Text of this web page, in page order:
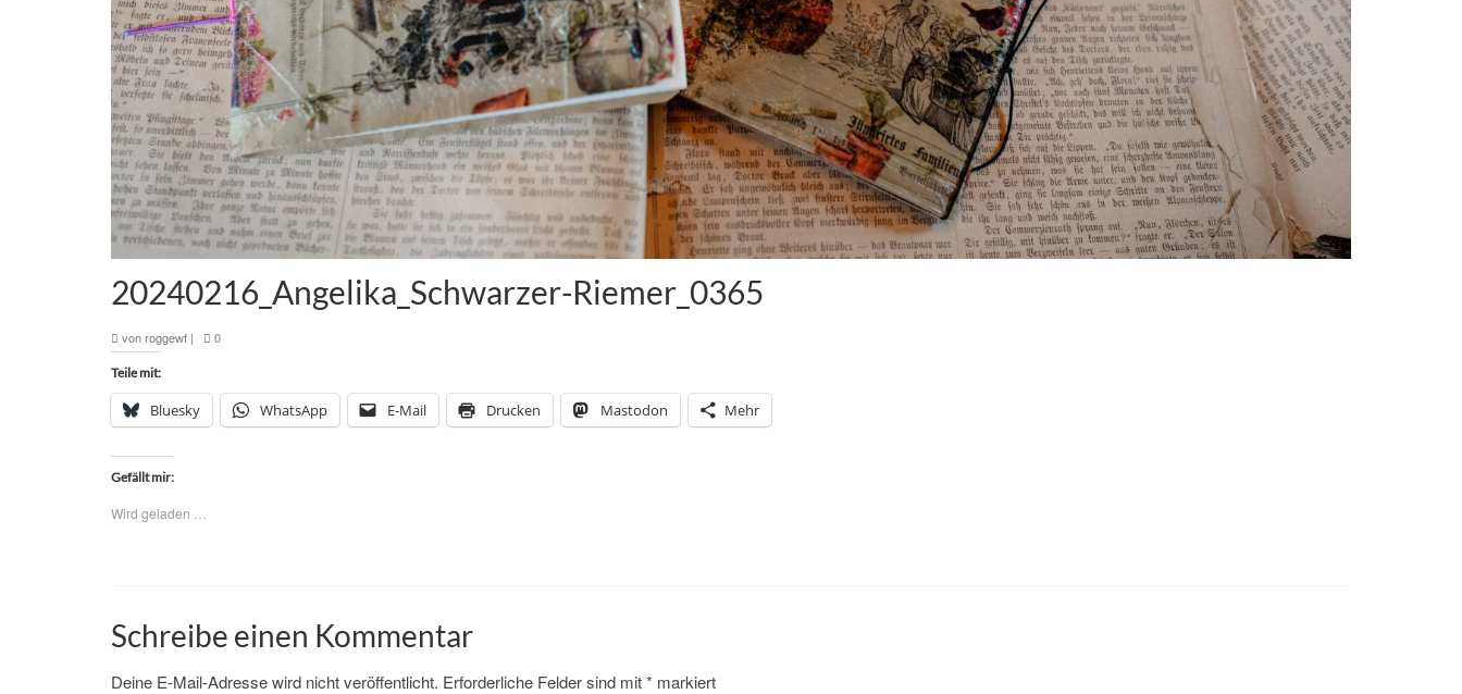
20240216_Angelika_Schwarzer-Riemer_0365
vonroggewf | 0
Teile mit:
Bluesky WhatsApp E-Mail Drucken Mastodon Mehr
Gefällt mir:
Wird geladen …
Schreibe einen Kommentar
Deine E-Mail-Adresse wird nicht veröffentlicht. Erforderliche Felder sind mit* markiert